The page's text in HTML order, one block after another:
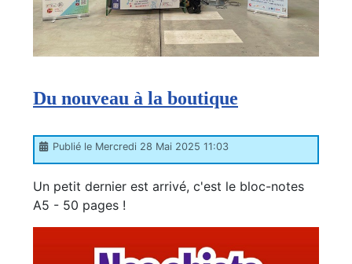
Du nouveau à la boutique
Publié le Mercredi 28 Mai 2025 11:03
Un petit dernier est arrivé, c'est le bloc-notes
A5 - 50 pages !